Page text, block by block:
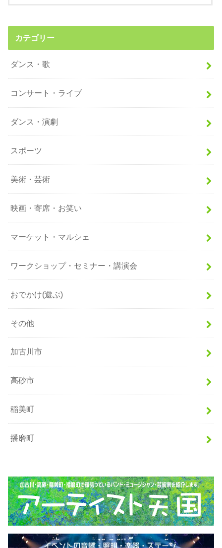
カテゴリー
ダンス・歌
コンサート・ライブ
ダンス・演劇
スポーツ
美術・芸術
映画・寄席・お笑い
マーケット・マルシェ
ワークショップ・セミナー・講演会
おでかけ(遊ぶ)
その他
加古川市
高砂市
稲美町
播磨町